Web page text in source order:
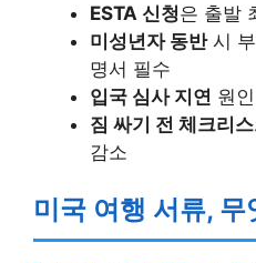
ESTA 신청은 출발
미성년자 동반시 부
명서 필수
입국 심사 지연 원
짐 싸기 전 체크리
감소
미국 여행 서류,